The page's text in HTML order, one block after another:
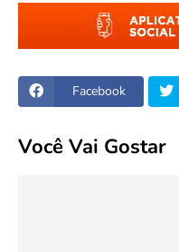
Facebook
Você Vai Gostar